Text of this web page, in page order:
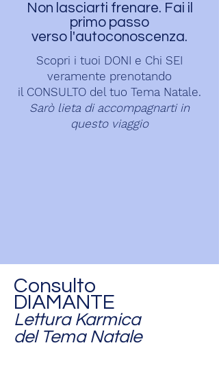
Non lasciarti frenare. Fai il
primo passo
verso l'autoconoscenza.
Scopri i tuoi DONI e Chi SEI
veramente prenotando
il CONSULTO del tuo Tema Natale.
Sarò lieta di accompagnarti in
questo viaggio
Consulto
DIAMANTE
Lettura Karmica
del Tema Natale